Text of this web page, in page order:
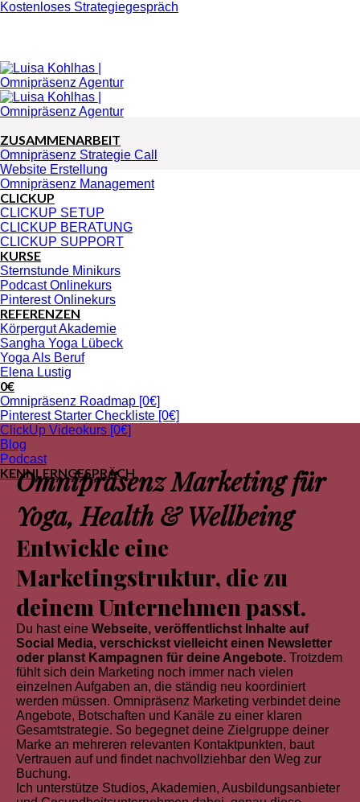
Zum
Kostenloses Strategiegespräch
ZUSAMMENARBEIT
Omnipräsenz Strategie Call
Website Erstellung
Omnipräsenz Management
CLICKUP
CLICKUP SETUP
CLICKUP BERATUNG
CLICKUP SUPPORT
KURSE
Sternstunde Minikurs
Podcast Onlinekurs
Pinterest Onlinekurs
REFERENZEN
Körpergut Akademie
Sangha Yoga Lübeck
Yoga Als Beruf
Elena Lustig
0€
Omnipräsenz Roadmap [0€]
Pinterest Starter Checkliste [0€]
ClickUp Videokurs [0€]
Blog
Podcast
KENNLERNGESPRÄCH
Omnipräsenz Marketing für
Yoga, Health & Wellbeing
Entwickle eine
Marketingstruktur, die zu
deinem Unternehmen passt.
Du hast eine Webseite, veröffentlichst Inhalte auf
Social Media, verschickst vielleicht einen Newsletter
oder planst Kampagnen für deine Angebote. Trotzdem
fühlt sich dein Marketing noch immer nach vielen
einzelnen Aufgaben an, die ständig neu koordiniert
werden müssen. Omnipräsenz Marketing verbindet deine
Angebote, Botschaften und Kanäle zu einer klaren
Gesamtstrategie. So begegnet deine Zielgruppe deiner
Marke an mehreren relevanten Kontaktpunkten, baut
Vertrauen auf und findet nachvollziehbar den Weg zur
Buchung.
Ich unterstütze Studios, Akademien, Ausbildungsanbieter